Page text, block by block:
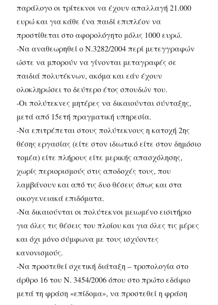
παράλογο οι τρίτεκνοι να έχουν απαλλαγή 21.000
ευρώ και για κάθε ένα παιδί επιπλέον να
προστίθεται στο αφορολόγητο μόλις 1000 ευρώ.
-Να αναθεωρηθεί ο Ν.3282/2004 περί μετεγγραφών
ώστε να μπορούν να γίνονται μεταγραφές σε
παιδιά πολυτέκνων, ακόμα και εάν έχουν
ολοκληρώσει το δεύτερο έτος σπουδών του.
-Οι πολύτεκνες μητέρες να δικαιούνται σύνταξης,
μετά από 15ετή πραγματική υπηρεσία.
-Να επιτρέπεται στους πολύτεκνους η κατοχή 2ης
θέσης εργασίας (είτε στον ιδιωτικό είτε στον δημόσιο
τομέα) είτε πλήρους είτε μερικής απασχόλησης,
χωρίς περιορισμούς στις αποδοχές τους, που
λαμβάνουν και από τις δυο θέσεις όπως και στα
οικογενειακά επιδόματα.
-Να δικαιούνται οι πολύτεκνοι μειωμένο εισιτήριο
για όλες τις θέσεις του πλοίου και για όλες τις μέρες
και όχι μόνο σύμφωνα με τους ισχύοντες
κανονισμούς.
-Να προστεθεί σχετική διάταξη – τροπολογία στο
άρθρο 16 του Ν. 3454/2006 όπου στο πρώτο εδάφιο
μετά τη φράση «επίδομα», να προστεθεί η φράση